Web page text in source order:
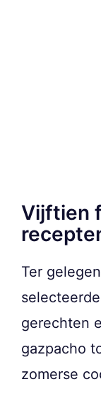
Vijftien
Ter
gerechten
gazpacho
zomerse